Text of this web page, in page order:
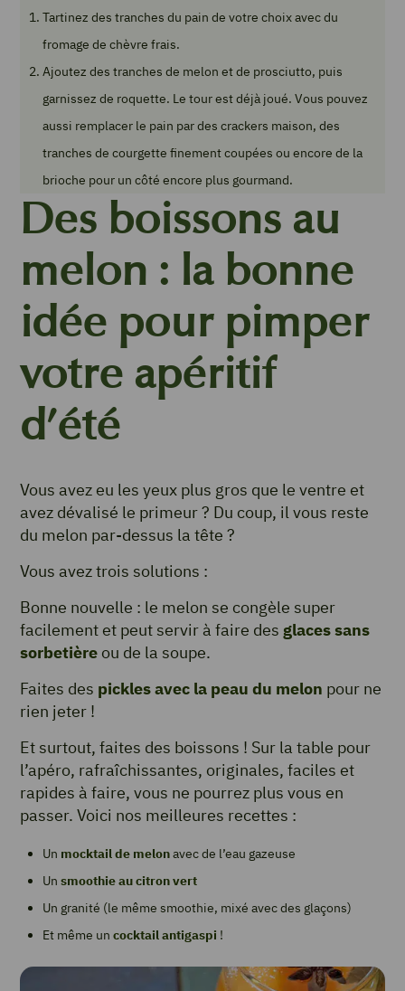
Tartinez des tranches du pain de votre choix avec du
fromage de chèvre frais.
Ajoutez des tranches de melon et de prosciutto, puis
garnissez de roquette. Le tour est déjà joué. Vous pouvez
aussi remplacer le pain par des crackers maison, des
tranches de courgette finement coupées ou encore de la
brioche pour un côté encore plus gourmand.
Des boissons au
melon : la bonne
idée pour pimper
votre apéritif
d’été
Vous avez eu les yeux plus gros que le ventre et
avez dévalisé le primeur ? Du coup, il vous reste
du melon par-dessus la tête ?
Vous avez trois solutions :
Bonne nouvelle : le melon se congèle super
facilement et peut servir à faire des glaces sans
sorbetière ou de la soupe.
Faites des pickles avec la peau du melon pour ne
rien jeter !
Et surtout, faites des boissons ! Sur la table pour
l’apéro, rafraîchissantes, originales, faciles et
rapides à faire, vous ne pourrez plus vous en
passer. Voici nos meilleures recettes :
Un mocktail de melonavec de l’eau gazeuse
Un smoothie au citron vert
Un granité (le même smoothie, mixé avec des glaçons)
Et même un cocktail antigaspi !